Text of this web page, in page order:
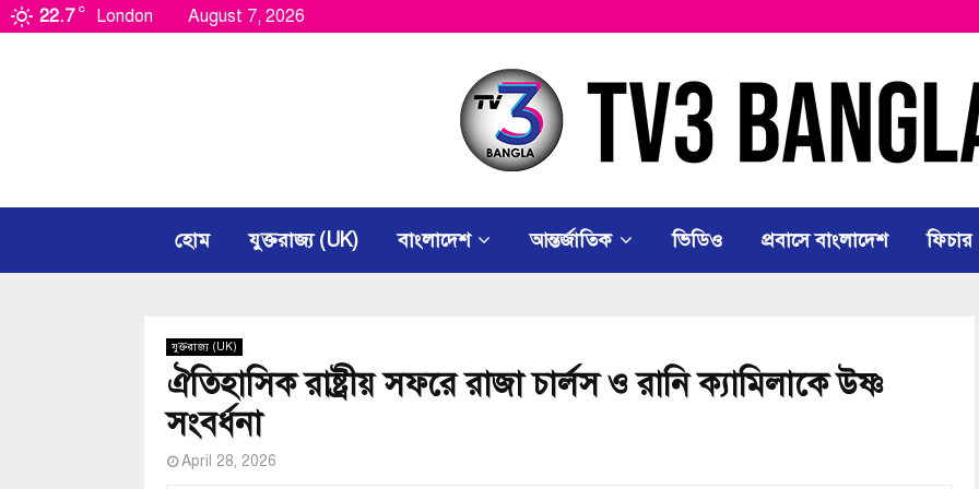
22.7 C London August 7, 2026
হোম যুক্তরাজ্য (UK) বাংলাদেশ আন্তর্জাতিক ভিডিও প্রবাসে বাংলাদেশ ফিচার
যুক্তরাজ্য (UK)
ঐতিহাসিক রাষ্ট্রীয় সফরে রাজা চার্লস ও রানি ক্যামিলাকে উষ্ণ
সংবর্ধনা
April 28, 2026